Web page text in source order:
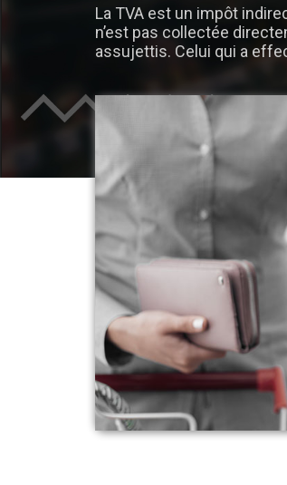
La TVA est un impôt
n’est pas collectée
assujettis. Celui qui a